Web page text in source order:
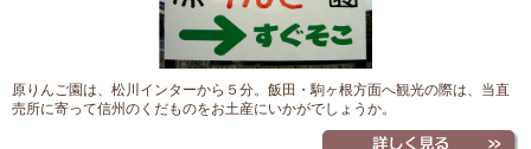
原りんご園は、松川インターから５分。飯田・駒ヶ根方面へ観光の際は、当直
売所に寄って信州のくだものをお土産にいかがでしょうか。